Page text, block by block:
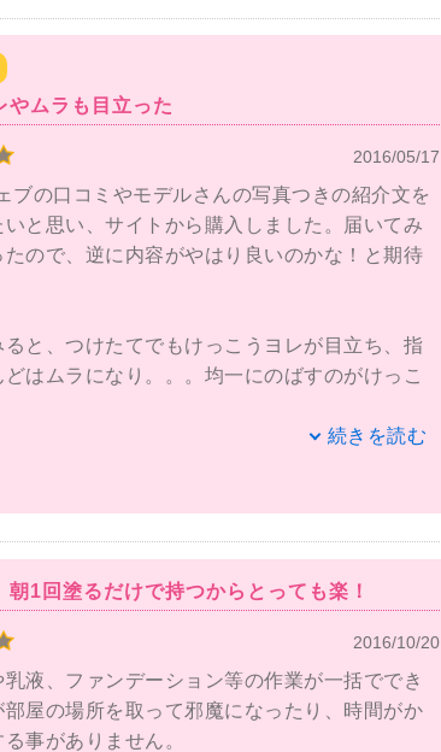
いところ(チークやハイライトを乗せるところ)
で伸ばすだけで完成するのでとても簡単でと
やすいということ。これはあくまで私の肌
ださい。仕上がりはほんとにとっても綺麗な
てきてしまいます。
薄めにつけて後はお粉を付けています！
いているのでかなりいいと思いました！値段
が肌に合う人はかなりいいと思います！
ムラも目立った
2016/05/17
ブの口コミやモデルさんの写真つきの紹介文を
と思い、サイトから購入しました。届いてみ
ので、逆に内容がやはり良いのかな！と期待
と、つけたてでもけっこうヨレが目立ち、指
はムラになり。。。均一にのばすのがけっこ
中ではかなり高いと思います。だからといっ
ものです。
で、もしかしたら私の使っているスキンケア
かもしれませんが、時間が経つと、口元や目
たまってしまうこともありました。
ファンデとしてスポンジで極力薄く伸ばし、上
とパウダーを重ねるやり方だと、ヨレやムラ
。
続きを読む
1回塗るだけで持つからとっても楽！
2016/10/20
液、ファンデーション等の作業が一括ででき
屋の場所を取って邪魔になったり、時間がか
事がありません。